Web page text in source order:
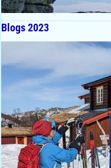
Blogs 2023